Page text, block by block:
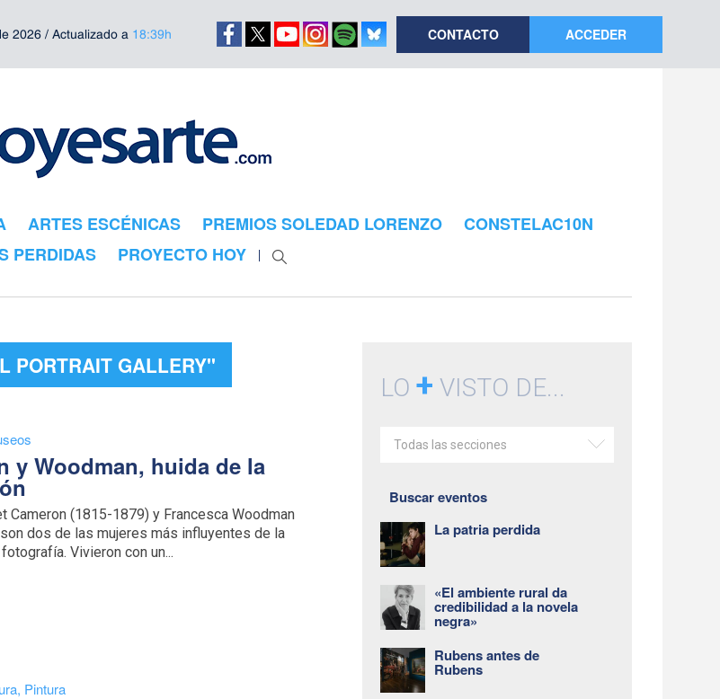
2026 / Actualizado a 18:39h CONTACTO ACCEDER
ARTES ESCÉNICAS PREMIOS SOLEDAD LORENZO
CONSTELAC10N
PERDIDAS
PROYECTO HOY
PORTRAIT GALLERY"
y Woodman, huida de la
Cameron (1815-1879) y Francesca Woodman
dos de las mujeres más influyentes de la
Vivieron con un...
, Pintura
LO+ VISTO DE...
Todas las secciones
Buscar eventos
La patria perdida
«El ambiente rural da
credibilidad a la novela
negra»
Rubens antes de
Rubens